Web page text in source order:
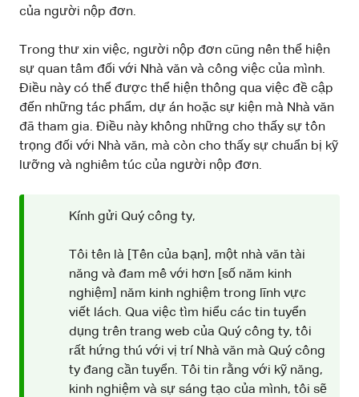
của người nộp đơn.
Trong thư xin việc, người nộp đơn cũng nên thể hiện
sự quan tâm đối với Nhà văn và công việc của mình.
Điều này có thể được thể hiện thông qua việc đề cập
đến những tác phẩm, dự án hoặc sự kiện mà Nhà văn
đã tham gia. Điều này không những cho thấy sự tôn
trọng đối với Nhà văn, mà còn cho thấy sự chuẩn bị kỹ
lưỡng và nghiêm túc của người nộp đơn.
Kính gửi Quý công ty,
Tôi tên là [Tên của bạn], một nhà văn tài
năng và đam mê với hơn [số năm kinh
nghiệm] năm kinh nghiệm trong lĩnh vực
viết lách. Qua việc tìm hiểu các tin tuyển
dụng trên trang web của Quý công ty, tôi
rất hứng thú với vị trí Nhà văn mà Quý công
ty đang cần tuyển. Tôi tin rằng với kỹ năng,
kinh nghiệm và sự sáng tạo của mình, tôi sẽ